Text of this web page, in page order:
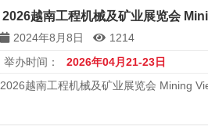
2026越南工程机械及矿业展览会
2024年8月8日
1214
举办时间：
2026年04月21-23日
2026越南工程机械及矿业展览会 Mining